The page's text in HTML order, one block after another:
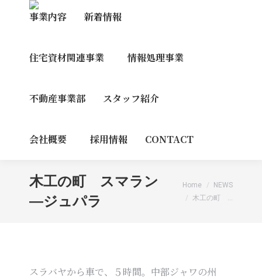
事業内容 新着情報
住宅資材関連事業 情報処理事業
不動産事業部 スタッフ紹介
会社概要 採用情報 CONTACT
木工の町 スマラン
―ジュパラ
You are here:
Home
NEWS
木工の町 …
スラバヤから車で、５時間。中部ジャワの州